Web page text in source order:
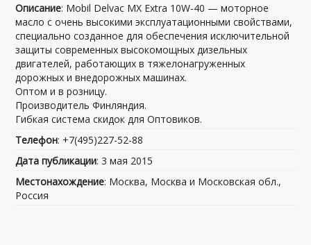
Описание: Mobil Delvac MX Extra 10W-40 — моторное
масло с очень высокими эксплуатационными свойствами,
специально созданное для обеспечения исключительной
защиты современных высокомощных дизельных
двигателей, работающих в тяжелонагруженных
дорожных и внедорожных машинах.
Оптом и в розницу.
Производитель Финляндия.
Гибкая система скидок для Оптовиков.
Телефон: +7(495)227-52-88
Дата публикации: 3 мая 2015
Местонахождение: Москва, Москва и Московская обл.,
Россия